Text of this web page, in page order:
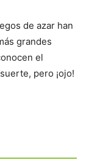
de azar han
grandes
el
pero ¡ojo!